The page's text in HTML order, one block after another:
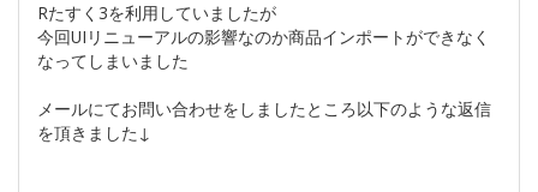
Rたすく3を利用していましたが
今回UIリニューアルの影響なのか商品インポートができなく
なってしまいました
メールにてお問い合わせをしましたところ以下のような返信
を頂きました↓